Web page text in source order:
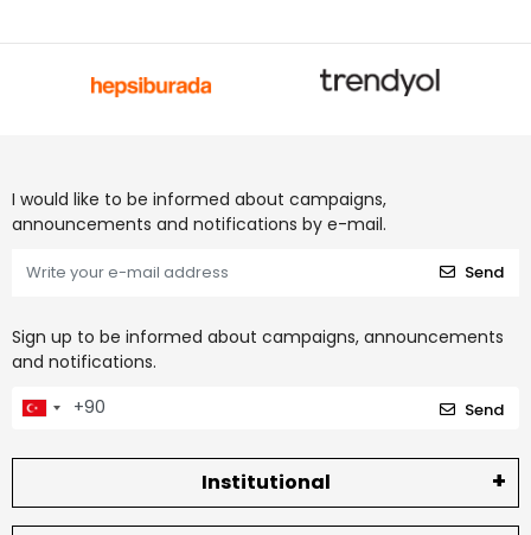
I would like to be informed about campaigns,
announcements and notifications by e-mail.
Send
Sign up to be informed about campaigns, announcements
and notifications.
Send
Institutional